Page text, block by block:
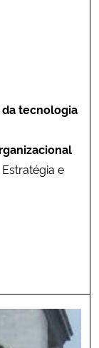
tecnologia
e